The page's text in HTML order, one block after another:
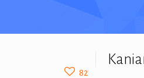
82